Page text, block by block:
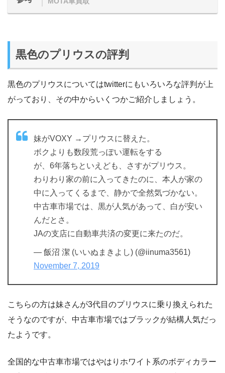
黒色のプリウスの評判
黒色のプリウスについてはtwitterにもいろいろな評判が上
がっており、その中からいくつかご紹介しましょう。
妹がVOXY →プリウスに替えた。
ボクよりも数段荒っぽい運転をする
が、6年落ちといえども、さすがプリウス。
わりわり家の前に入ってきたのに、本人が家の
中に入ってくるまで、静かで全然気づかない。
中古車市場では、黒が人気があって、白が安い
んだとさ。
JAの支店に自動車共済の変更に来たのだ。
— 飯沼 潔 (いいぬまきよし) (@iinuma3561)
November 7, 2019
こちらの方は妹さんが3代目のプリウスに乗り換えられた
そうなのですが、中古車市場ではブラックが結構人気だっ
たようです。
全国的な中古車市場ではやはりホワイト系のボディカラー